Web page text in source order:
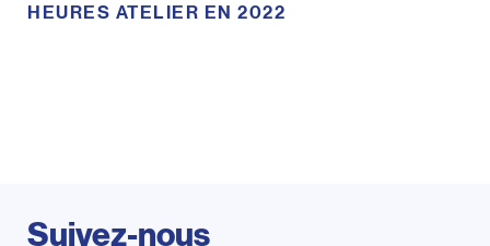
HEURES ATELIER EN 2022
Suivez-nous